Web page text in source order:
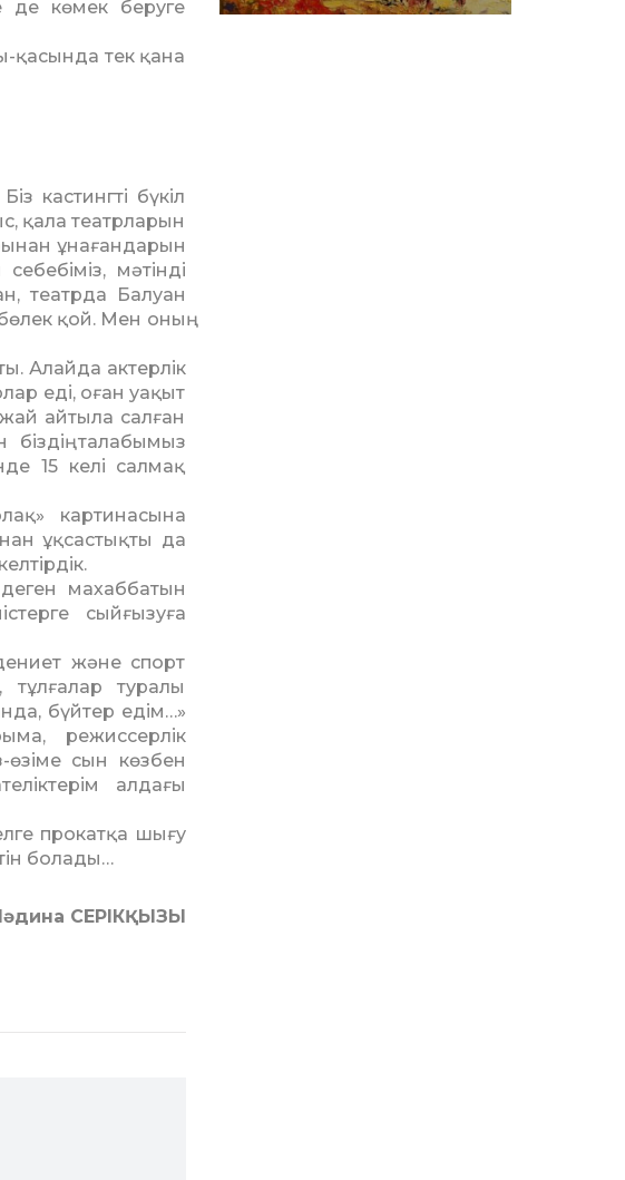
де көмек беруге
қасында тек қана
кастингті бүкіл
қала театрларын
ұнағандарын
мәтінді
театрда Балуан
қой. Мен оның
Алайда актерлік
еді, оған уақыт
айтыла салған
талабымыз
15 келі салмақ
картинасына
ұқсастықты да
махаббатын
сыйғызуға
және спорт
туралы
бүйтер едім…»
режиссерлік
сын көзбен
алдағы
прокатқа шығу
болады…
СЕРІКҚЫЗЫ